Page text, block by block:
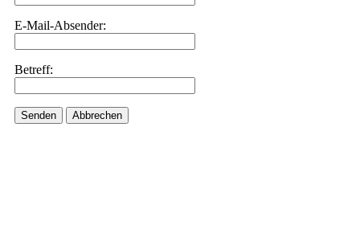
E-Mail-Absender:
Betreff:
Senden Abbrechen